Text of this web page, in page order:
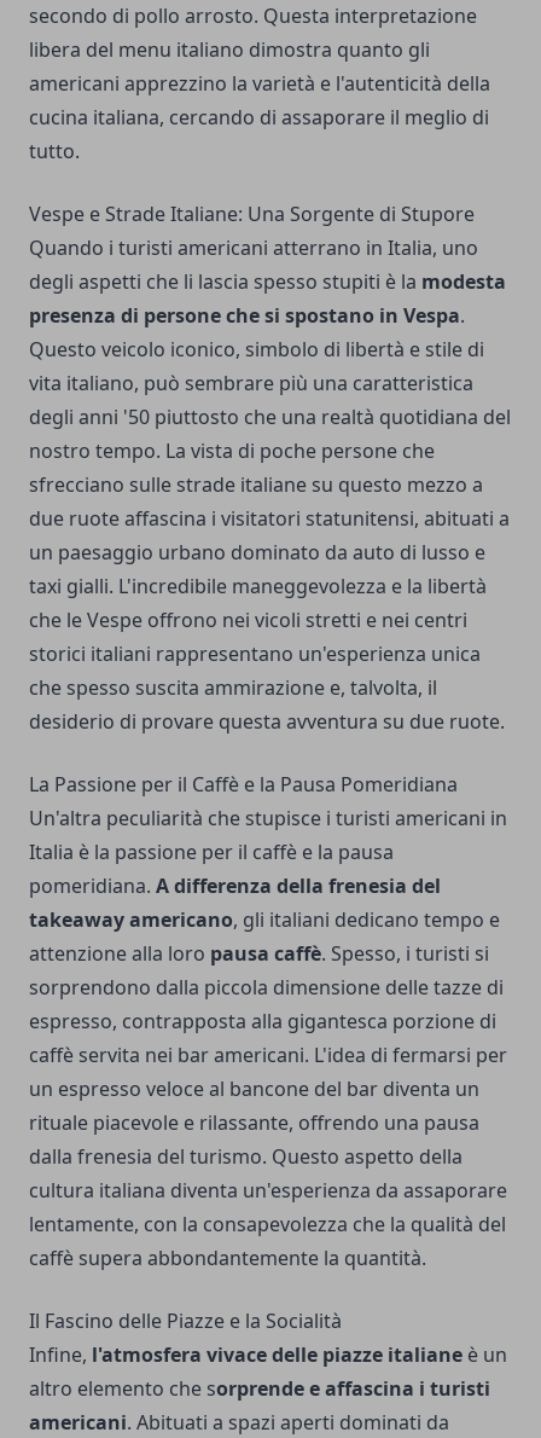
secondo di pollo arrosto. Questa interpretazione
libera del menu italiano dimostra quanto gli
americani apprezzino la varietà e l'autenticità della
cucina italiana, cercando di assaporare il meglio di
tutto.
Vespe e Strade Italiane: Una Sorgente di Stupore
Quando i turisti americani atterrano in Italia, uno
degli aspetti che li lascia spesso stupiti è la modesta
presenza di persone che si spostano in Vespa.
Questo veicolo iconico, simbolo di libertà e stile di
vita italiano, può sembrare più una caratteristica
degli anni '50 piuttosto che una realtà quotidiana del
nostro tempo. La vista di poche persone che
sfrecciano sulle strade italiane su questo mezzo a
due ruote affascina i visitatori statunitensi, abituati a
un paesaggio urbano dominato da auto di lusso e
taxi gialli. L'incredibile maneggevolezza e la libertà
che le Vespe offrono nei vicoli stretti e nei centri
storici italiani rappresentano un'esperienza unica
che spesso suscita ammirazione e, talvolta, il
desiderio di provare questa avventura su due ruote.
La Passione per il Caffè e la Pausa Pomeridiana
Un'altra peculiarità che stupisce i turisti americani in
Italia è la passione per il caffè e la pausa
pomeridiana. A differenza della frenesia del
takeaway americano, gli italiani dedicano tempo e
attenzione alla loro pausa caffè. Spesso, i turisti si
sorprendono dalla piccola dimensione delle tazze di
espresso, contrapposta alla gigantesca porzione di
caffè servita nei bar americani. L'idea di fermarsi per
un espresso veloce al bancone del bar diventa un
rituale piacevole e rilassante, offrendo una pausa
dalla frenesia del turismo. Questo aspetto della
cultura italiana diventa un'esperienza da assaporare
lentamente, con la consapevolezza che la qualità del
caffè supera abbondantemente la quantità.
Il Fascino delle Piazze e la Socialità
Infine, l'atmosfera vivace delle piazze italiane è un
altro elemento che sorprende e affascina i turisti
americani. Abituati a spazi aperti dominati da